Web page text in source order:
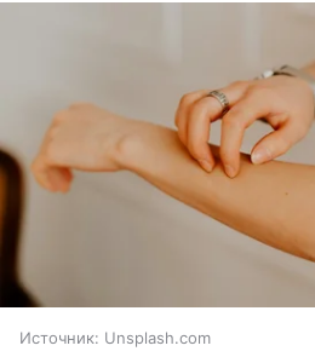
Источник: Unsplash.com